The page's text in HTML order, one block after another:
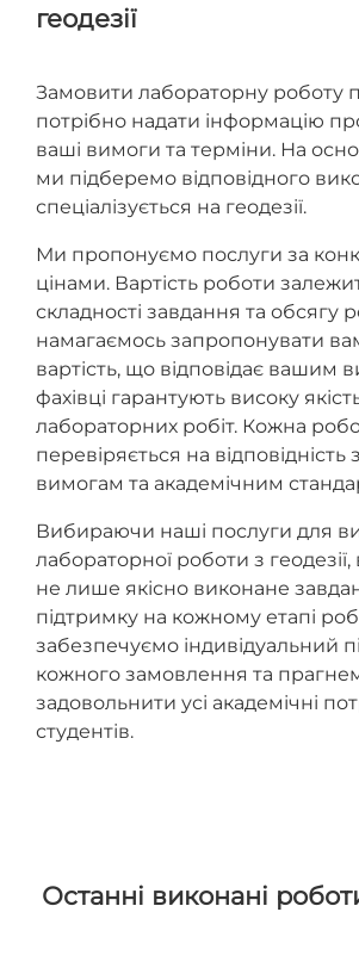
геодезії
Замовити лабораторну роботу
потрібно надати інформацію
ваші вимоги та терміни. На
ми підберемо відповідного
спеціалізується на геодезії.
Ми пропонуємо послуги за
цінами. Вартість роботи
складності завдання та обсягу
намагаємось запропонувати
вартість, що відповідає вашим
фахівці гарантують високу
лабораторних робіт. Кожна
перевіряється на відповідність
вимогам та академічним
Вибираючи наші послуги для
лабораторної роботи з
не лише якісно виконане
підтримку на кожному етапі
забезпечуємо індивідуальний
кожного замовлення та
задовольнити усі академічні
студентів.
Останні виконані